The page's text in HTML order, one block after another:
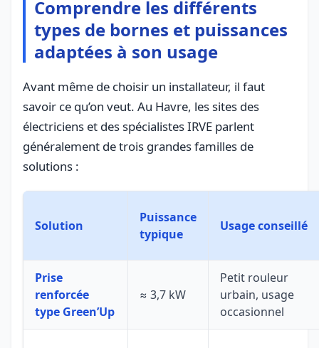
Comprendre les différents
types de bornes et puissances
adaptées à son usage
Avant même de choisir un installateur, il faut
savoir ce qu’on veut. Au Havre, les sites des
électriciens et des spécialistes IRVE parlent
généralement de trois grandes familles de
solutions :
Solution
Puissance
typique
Usage conseillé
Prise
renforcée
type Green’Up
≈ 3,7 kW
Petit rouleur
urbain, usage
occasionnel